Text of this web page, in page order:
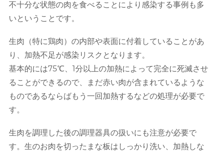
不十分な状態の肉を食べることにより感染する事例も多
いということです。
生肉（特に鶏肉）の内部や表面に付着していることがあ
り、加熱不足が感染リスクとなります。
基本的には75℃、1分以上の加熱によって完全に死滅させ
ることができるので、まだ赤い肉が含まれているような
ものであるならばもう一回加熱するなどの処理が必要で
す。
生肉を調理した後の調理器具の扱いにも注意が必要で
す。生のお肉を切ったまな板はしっかり洗い、加熱しな